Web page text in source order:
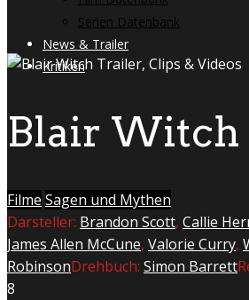
Serien Datenbank
News & Trailer
Kritiken
Blair Witch
Filme Sagen und Mythen
Darsteller: Brandon Scott, Callie
James Allen McCune, Valorie Curry,
RobinsonDrehbuch: Simon Barrett
8